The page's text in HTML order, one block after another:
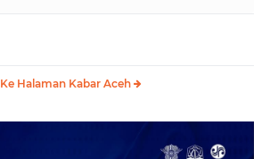
Ke Halaman Kabar Aceh